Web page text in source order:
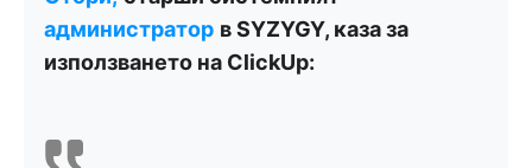
администратор в SYZYGY, каза за
използването на ClickUp: